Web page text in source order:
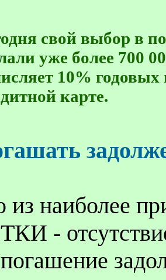
свой выбор в
уже более 700
10%
карте.
наиболее
-